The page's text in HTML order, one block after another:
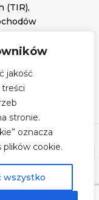
jakość
stronie.
oznacza
cookie.
wszystko
(TIR),
www.woh.group
iSerwer.pl